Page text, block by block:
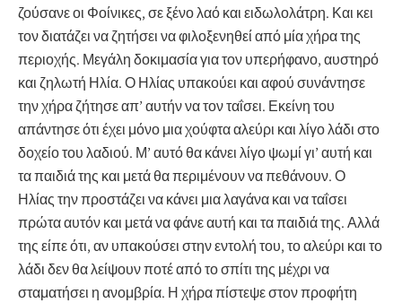
ζούσανε οι Φοίνικες, σε ξένο λαό και ειδωλολάτρη. Και κει
τον διατάζει να ζητήσει να φιλοξενηθεί από μία χήρα της
περιοχής. Μεγάλη δοκιμασία για τον υπερήφανο, αυστηρό
και ζηλωτή Ηλία. Ο Ηλίας υπακούει και αφού συνάντησε
την χήρα ζήτησε απ’ αυτήν να τον ταΐσει. Εκείνη του
απάντησε ότι έχει μόνο μια χούφτα αλεύρι και λίγο λάδι στο
δοχείο του λαδιού. Μ’ αυτό θα κάνει λίγο ψωμί γι’ αυτή και
τα παιδιά της και μετά θα περιμένουν να πεθάνουν. Ο
Ηλίας την προστάζει να κάνει μια λαγάνα και να ταΐσει
πρώτα αυτόν και μετά να φάνε αυτή και τα παιδιά της. Αλλά
της είπε ότι, αν υπακούσει στην εντολή του, το αλεύρι και το
λάδι δεν θα λείψουν ποτέ από το σπίτι της μέχρι να
σταματήσει η ανομβρία. Η χήρα πίστεψε στον προφήτη